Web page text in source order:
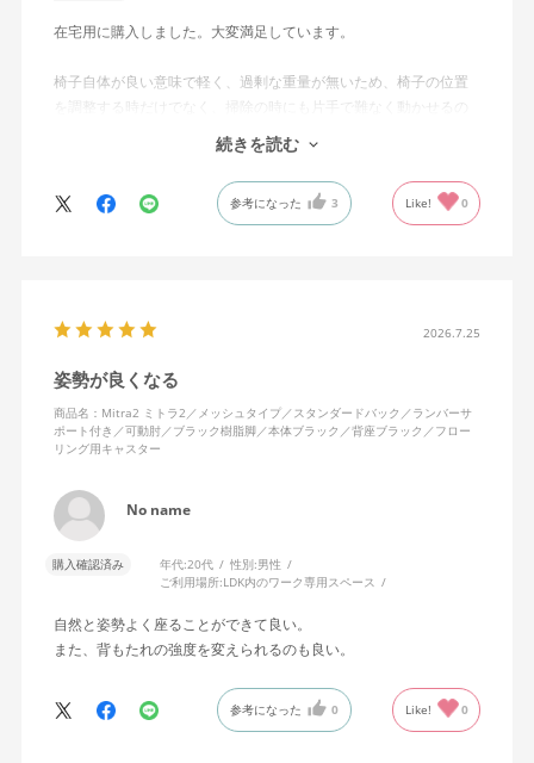
在宅用に購入しました。大変満足しています。
椅子自体が良い意味で軽く、過剰な重量が無いため、椅子の位置
を調整する時だけでなく、掃除の時にも片手で難なく動かせるの
で、ストレスを感じません。
背中はメッシュ素材でハリがあり、沈み込みすぎないところが気
に入っています。色も画像通りのアッシュブルーで、部屋の差し
色になっています。
キャスターはフローリング用を選びました。とにかく動きが滑ら
思います。良い商品に巡り会えてとても嬉しいです。
続きを読む
参考になった 3 Like! 0
2026.7.25
姿勢が良くなる
商品名：Mitra2 ミトラ2／メッシュタイプ／スタンダードバック／ランバーサ
ポート付き／可動肘／ブラック樹脂脚／本体ブラック／背座ブラック／フロー
リング用キャスター
No name
購入確認済み 年代:20代 性別:男性
ご利用場所:LDK内のワーク専用スペース
自然と姿勢よく座ることができて良い。
また、背もたれの強度を変えられるのも良い。
参考になった 0 Like! 0